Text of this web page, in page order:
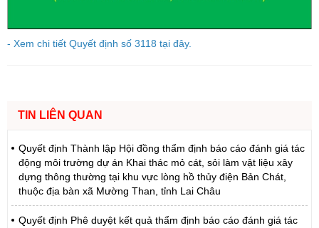
- Xem chi tiết Quyết định số 3118 tại đây.
TIN LIÊN QUAN
Quyết định Thành lập Hội đồng thẩm định báo cáo đánh giá tác
động môi trường dự án Khai thác mỏ cát, sỏi làm vật liệu xây
dựng thông thường tại khu vực lòng hồ thủy điện Bản Chát,
thuộc địa bàn xã Mường Than, tỉnh Lai Châu
Quyết định Phê duyệt kết quả thẩm định báo cáo đánh giá tác